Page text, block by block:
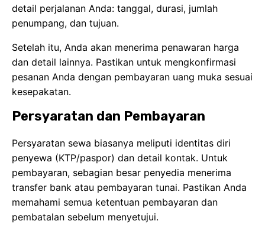
detail perjalanan Anda: tanggal, durasi, jumlah
penumpang, dan tujuan.
Setelah itu, Anda akan menerima penawaran harga
dan detail lainnya. Pastikan untuk mengkonfirmasi
pesanan Anda dengan pembayaran uang muka sesuai
kesepakatan.
Persyaratan dan Pembayaran
Persyaratan sewa biasanya meliputi identitas diri
penyewa (KTP/paspor) dan detail kontak. Untuk
pembayaran, sebagian besar penyedia menerima
transfer bank atau pembayaran tunai. Pastikan Anda
memahami semua ketentuan pembayaran dan
pembatalan sebelum menyetujui.